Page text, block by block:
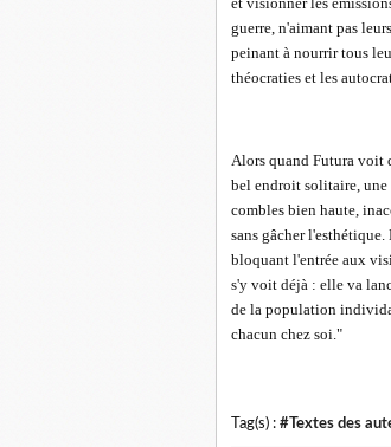
guerre, n'aimant pas
peinant à nourrir tous
théocraties et les
Alors quand Futura voit
bel endroit solitaire, une
combles bien haute,
sans gâcher
bloquant l'entrée aux
s'y voit déjà : elle va
de la population
chacun chez soi."
Tag(s) : #Textes des